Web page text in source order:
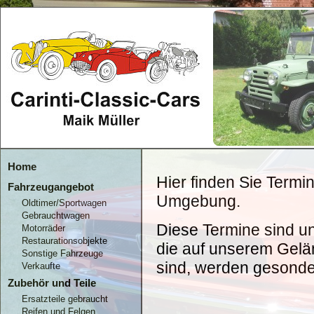
Home
Fahrzeugangebot
Oldtimer/Sportwagen
Gebrauchtwagen
Motorräder
Restaurationsobjekte
Sonstige Fahrzeuge
Verkaufte
Zubehör und Teile
Ersatzteile gebraucht
Reifen und Felgen
Hier finden Sie
Umgebung.
Diese Termine sind
die auf unserem
sind, werden